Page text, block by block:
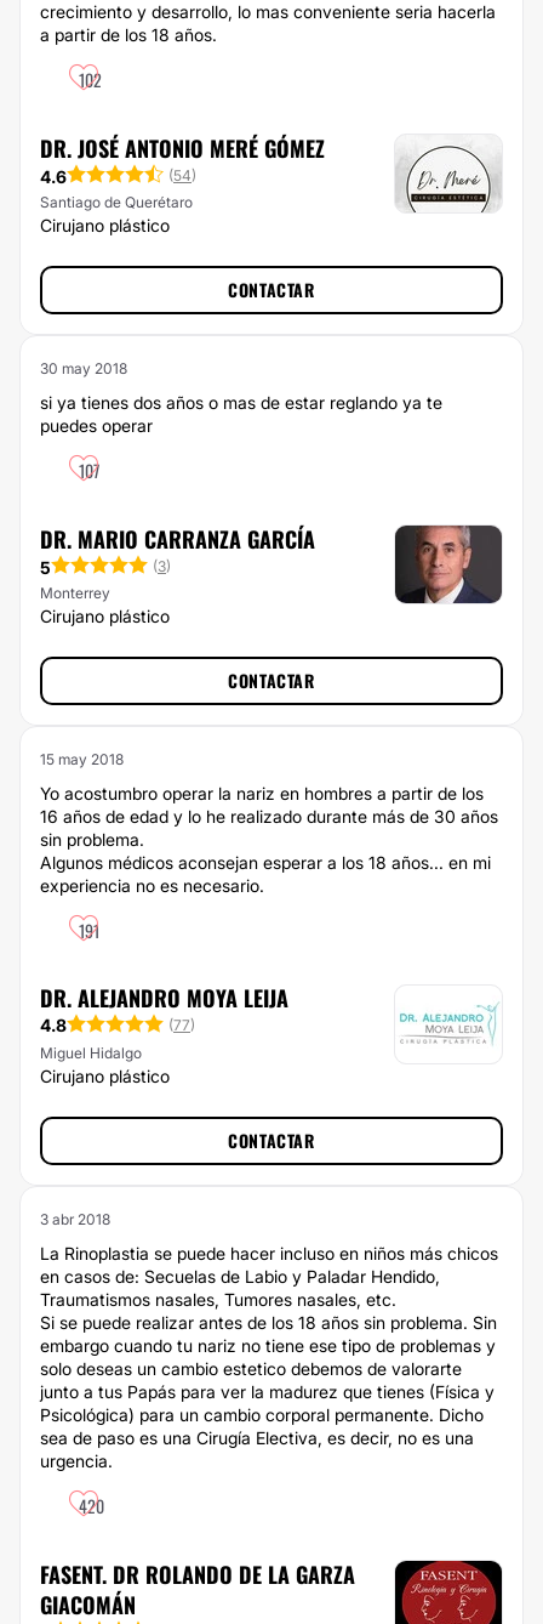
crecimiento y desarrollo, lo mas conveniente seria hacerla
a partir de los 18 años.
102
DR. JOSÉ ANTONIO MERÉ GÓMEZ
4.6 (54)
Santiago de Querétaro
Cirujano plástico
CONTACTAR
30 may 2018
si ya tienes dos años o mas de estar reglando ya te
puedes operar
107
DR. MARIO CARRANZA GARCÍA
5 (3)
Monterrey
Cirujano plástico
CONTACTAR
15 may 2018
Yo acostumbro operar la nariz en hombres a partir de los
16 años de edad y lo he realizado durante más de 30 años
sin problema.
Algunos médicos aconsejan esperar a los 18 años... en mi
experiencia no es necesario.
191
DR. ALEJANDRO MOYA LEIJA
4.8 (77)
Miguel Hidalgo
Cirujano plástico
CONTACTAR
3 abr 2018
La Rinoplastia se puede hacer incluso en niños más chicos
en casos de: Secuelas de Labio y Paladar Hendido,
Traumatismos nasales, Tumores nasales, etc.
Si se puede realizar antes de los 18 años sin problema. Sin
embargo cuando tu nariz no tiene ese tipo de problemas y
solo deseas un cambio estetico debemos de valorarte
junto a tus Papás para ver la madurez que tienes (Física y
Psicológica) para un cambio corporal permanente. Dicho
sea de paso es una Cirugía Electiva, es decir, no es una
urgencia.
420
FASENT. DR ROLANDO DE LA GARZA
GIACOMÁN